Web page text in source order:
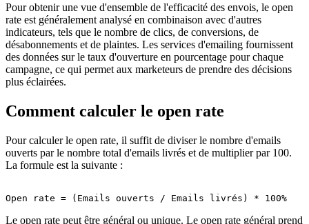
Pour obtenir une vue d'ensemble de l'efficacité des envois, le open
rate est généralement analysé en combinaison avec d'autres
indicateurs, tels que le nombre de clics, de conversions, de
désabonnements et de plaintes. Les services d'emailing fournissent
des données sur le taux d'ouverture en pourcentage pour chaque
campagne, ce qui permet aux marketeurs de prendre des décisions
plus éclairées.
Comment calculer le open rate
Pour calculer le open rate, il suffit de diviser le nombre d'emails
ouverts par le nombre total d'emails livrés et de multiplier par 100.
La formule est la suivante :
Le open rate peut être général ou unique. Le open rate général prend